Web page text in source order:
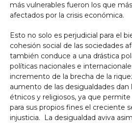
más vulnerables fueron los que
afectados por la crisis económica.
Esto no solo es perjudicial para el
cohesión social de las sociedades
también conduce a una drástica
políticas nacionales e
incremento de la brecha de la
aumento de las desigualdades
étnicos y religiosos, ya que
para sus propios fines el creciente
injusticia. La desigualdad aviva